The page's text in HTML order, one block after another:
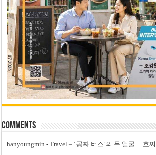
Comments
hanyoungmin -Travel – ‘공짜 버스’의 두 얼굴… 호